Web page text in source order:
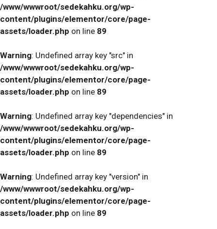
/www/wwwroot/sedekahku.org/wp-
content/plugins/elementor/core/page-
assets/loader.php on line 89
Warning: Undefined array key "src" in
/www/wwwroot/sedekahku.org/wp-
content/plugins/elementor/core/page-
assets/loader.php on line 89
Warning: Undefined array key "dependencies" in
/www/wwwroot/sedekahku.org/wp-
content/plugins/elementor/core/page-
assets/loader.php on line 89
Warning: Undefined array key "version" in
/www/wwwroot/sedekahku.org/wp-
content/plugins/elementor/core/page-
assets/loader.php on line 89